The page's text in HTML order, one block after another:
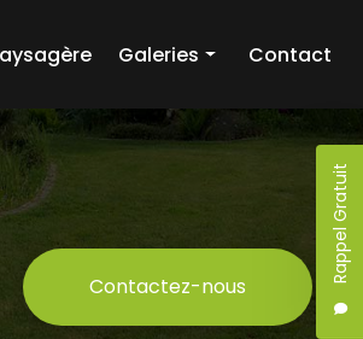
Rappel Gratuit
Galeries
paysagère
d'espaces verts
paysagère
Contact
Contactez-nous